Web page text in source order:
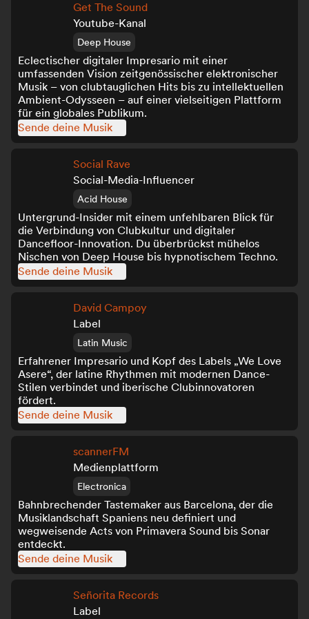
Get The Sound
Youtube-Kanal
Deep House
Eclectischer digitaler Impresario mit einer
umfassenden Vision zeitgenössischer elektronischer
Musik – von clubtauglichen Hits bis zu intellektuellen
Ambient-Odysseen – auf einer vielseitigen Plattform
für ein globales Publikum.
Sende deine Musik
Social Rave
Social-Media-Influencer
Acid House
Untergrund-Insider mit einem unfehlbaren Blick für
die Verbindung von Clubkultur und digitaler
Dancefloor-Innovation. Du überbrückst mühelos
Nischen von Deep House bis hypnotischem Techno.
Sende deine Musik
David Campoy
Label
Latin Music
Erfahrener Impresario und Kopf des Labels „We Love
Asere“, der latine Rhythmen mit modernen Dance-
Stilen verbindet und iberische Clubinnovatoren
fördert.
Sende deine Musik
scannerFM
Medienplattform
Electronica
Bahnbrechender Tastemaker aus Barcelona, der die
Musiklandschaft Spaniens neu definiert und
wegweisende Acts von Primavera Sound bis Sonar
entdeckt.
Sende deine Musik
Señorita Records
Label